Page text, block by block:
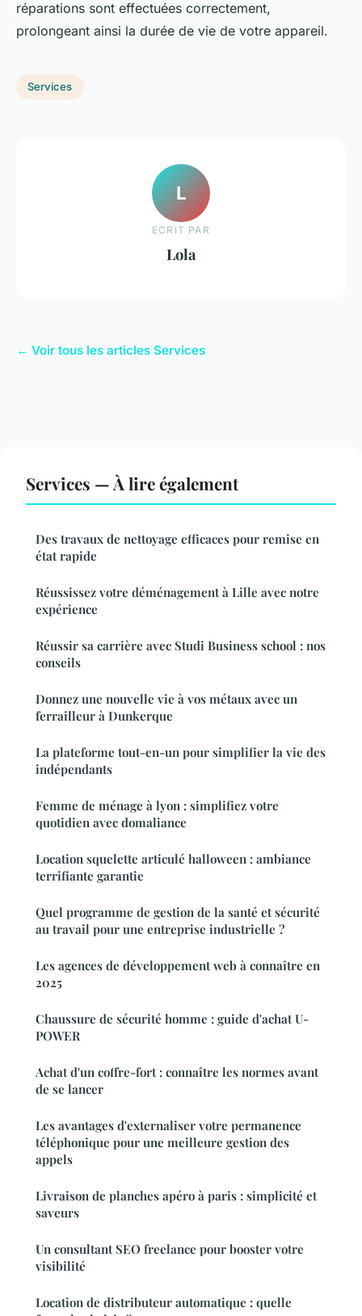
réparations sont effectuées correctement,
prolongeant ainsi la durée de vie de votre appareil.
Services
L
ECRIT PAR
Lola
← Voir tous les articles Services
Services — À lire également
Des travaux de nettoyage efficaces pour remise en
état rapide
Réussissez votre déménagement à Lille avec notre
expérience
Réussir sa carrière avec Studi Business school : nos
conseils
Donnez une nouvelle vie à vos métaux avec un
ferrailleur à Dunkerque
La plateforme tout-en-un pour simplifier la vie des
indépendants
Femme de ménage à lyon : simplifiez votre
quotidien avec domaliance
Location squelette articulé halloween : ambiance
terrifiante garantie
Quel programme de gestion de la santé et sécurité
au travail pour une entreprise industrielle ?
Les agences de développement web à connaître en
2025
Chaussure de sécurité homme : guide d'achat U-
POWER
Achat d'un coffre-fort : connaître les normes avant
de se lancer
Les avantages d'externaliser votre permanence
téléphonique pour une meilleure gestion des
appels
Livraison de planches apéro à paris : simplicité et
saveurs
Un consultant SEO freelance pour booster votre
visibilité
Location de distributeur automatique : quelle